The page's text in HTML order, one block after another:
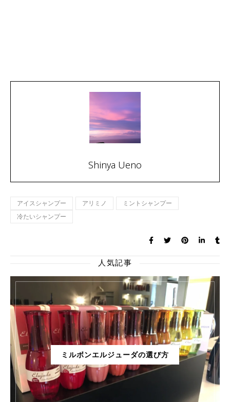
Shinya Ueno
アイスシャンプー アリミノ
ミントシャンプー
冷たいシャンプー
人気記事
ミルボンエルジューダの選び方